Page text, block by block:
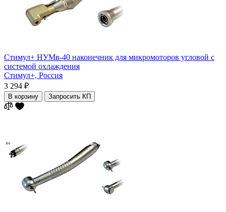
Стимул+ НУМв-40 наконечник для микромоторов угловой с
системой охлаждения
Стимул+, Россия
3 294 ₽
В корзину Запросить КП